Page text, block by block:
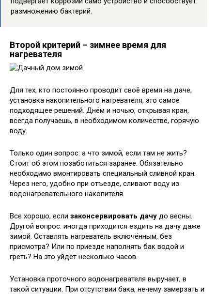
размножению бактерий.
Второй критерий – зимнее время для
нагревателя
Для тех, кто постоянно проводит своё время на даче,
установка накопительного нагревателя, это самое
подходящее решений. Днём и ночью, открывая кран,
всегда получаешь, в необходимом количестве, горячую
воду.
Только один вопрос: а что зимой, если там не жить?
Стоит об этом позаботиться заранее. Обязательно
необходимо вмонтировать специальный сливной кран.
Через него, удобно при отъезде, сливают воду из
водонагревательного накопителя.
Все хорошо, если законсервировать дачу до весны.
Другой вопрос: иногда приходится ездить на дачу даже
зимой. Оставлять нагреватель включённым, без
присмотра? Или по приезде наполнять бак водой и
греть? На это уйдёт несколько часов.
Установка проточного водонагревателя выручает, в
такой ситуации. При отсутствии бака, нечему замерзать и